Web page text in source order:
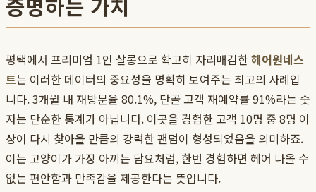
평택에서 프리미엄 1인 살롱으로 확고히 자리매김한헤어원네스
트는 이러한 데이터의 중요성을 명확히 보여주는 최고의 사례입
니다. 3개월 내 재방문율 80.1%, 단골 고객 재예약률 91%라는 숫
자는 단순한 통계가 아닙니다. 이곳을 경험한 고객 10명 중 8명 이
상이 다시 찾아올 만큼의 강력한 팬덤이 형성되었음을 의미하죠.
이는 고양이가 가장 아끼는 담요처럼, 한번 경험하면 헤어 나올 수
없는 편안함과 만족감을 제공한다는 뜻입니다.